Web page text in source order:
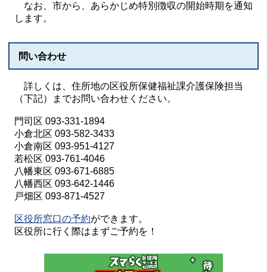
なお、市から、あらかじめ特別徴収の開始時期を通知
します。
問い合わせ
詳しくは、住所地の区役所保健福祉課介護保険担当
（下記）までお問い合わせください。
門司区 093-331-1894
小倉北区 093-582-3433
小倉南区 093-951-4127
若松区 093-761-4046
八幡東区 093-671-6885
八幡西区 093-642-1446
戸畑区 093-871-4527
区役所窓口の予約ができます。
区役所に行く際はまずご予約を！